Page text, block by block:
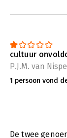
cultuur
P.J.M. van
1 persoon vond
De twee